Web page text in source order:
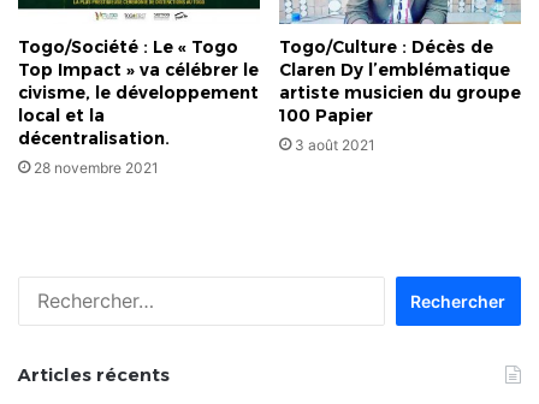
Togo/Société : Le « Togo
Top Impact » va célébrer le
civisme, le développement
local et la
décentralisation.
28 novembre 2021
Togo/Culture : Décès de
Claren Dy l’emblématique
artiste musicien du groupe
100 Papier
3 août 2021
Articles récents